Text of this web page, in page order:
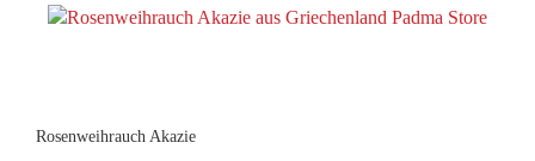
Rosenweihrauch Akazie